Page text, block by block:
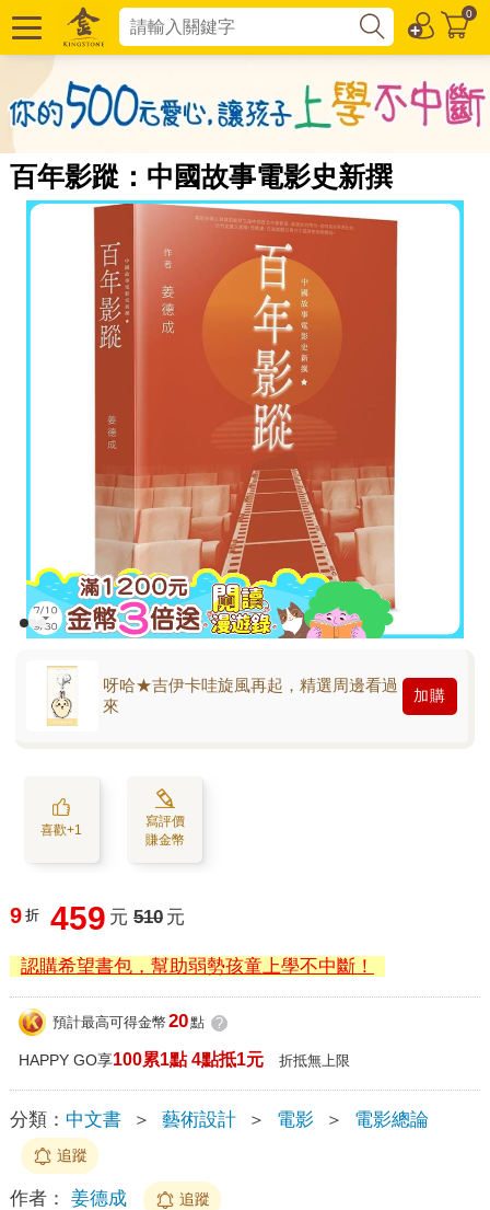
0
百年影蹤：中國故事電影史新撰
呀哈★吉伊卡哇旋風再起，精選周邊看過
來
加購
喜歡+1
寫評價
賺金幣
9 折 459 元 510 元
認購希望書包，幫助弱勢孩童上學不中斷！
預計最高可得金幣 20點 ?
HAPPY GO享100累1點 4點抵1元 折抵無上限
分類： 中文書 ＞ 藝術設計 ＞ 電影 ＞ 電影總論
追蹤
作者： 姜德成 追蹤